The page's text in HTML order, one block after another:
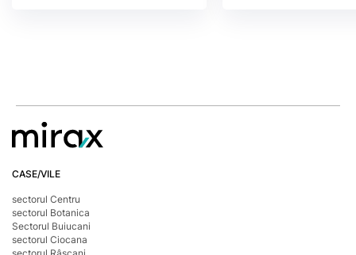
CASE/VILE
sectorul Centru
sectorul Botanica
Sectorul Buiucani
sectorul Ciocana